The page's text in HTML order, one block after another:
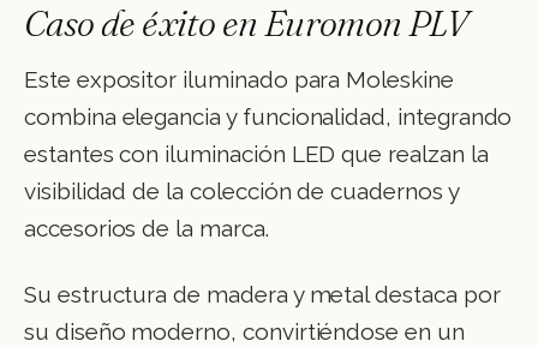
Caso de éxito en Euromon PLV
Este expositor iluminado para Moleskine
combina elegancia y funcionalidad, integrando
estantes con iluminación LED que realzan la
visibilidad de la colección de cuadernos y
accesorios de la marca.
Su estructura de madera y metal destaca por
su diseño moderno, convirtiéndose en un